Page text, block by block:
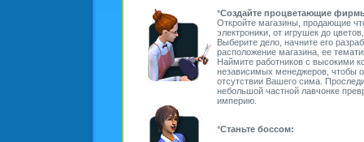
*Создайте процветающие
Откройте магазины, продающие
электроники, от игрушек до
Выберите дело, начните его
расположение магазина, ее
Наймите работников с высокими
независимых менеджеров, чтобы
отсутствии Вашего сима.
небольшой частной лавчонке
империю.
*Станьте боссом: